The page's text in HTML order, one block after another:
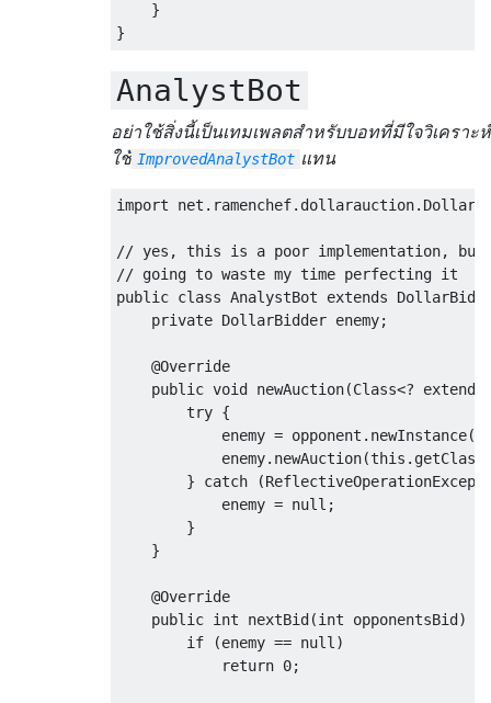
}
}
AnalystBot
อย่าใช้สิ่งนี้เป็นเทมเพลตสำหรับบอทที่มีใจวิเคราะห์
ใช้ ImprovedAnalystBot แทน
import net . ramenchef. dollarauction.
// yes, this is a poor implementation, but
// going to waste my time perfecting it
public class AnalystBot extends
private DollarBidder enemy;
@Override
public void newAuction(Class<?
extends
try {
            enemy
= opponent . newInstance
            enemy
. newAuction(this . getClass
}
catch (
            enemy
= null ;
}
}
@Override
public int nextBid (int opponentsBid )
if
(enemy == null )
return 0;